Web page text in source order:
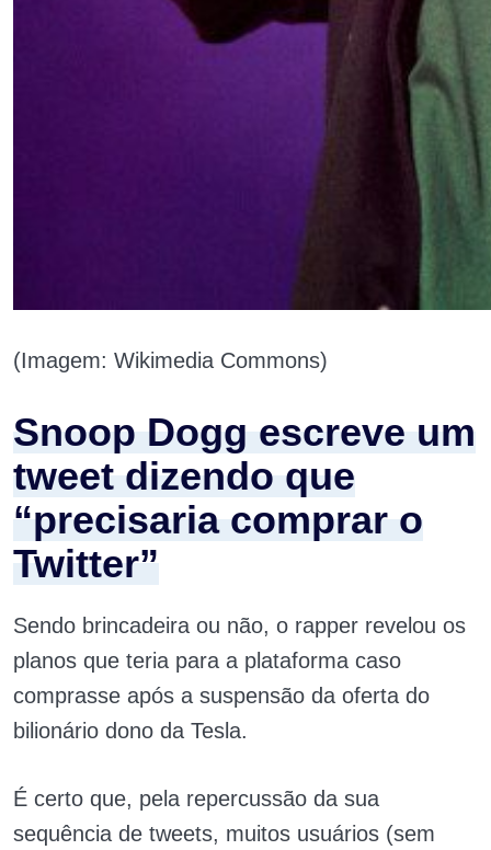
(Imagem: Wikimedia Commons)
Snoop Dogg escreve um
tweet dizendo que
“precisaria comprar o
Twitter”
Sendo brincadeira ou não, o rapper revelou os
planos que teria para a plataforma caso
comprasse após a suspensão da oferta do
bilionário dono da Tesla.
É certo que, pela repercussão da sua
sequência de tweets, muitos usuários (sem